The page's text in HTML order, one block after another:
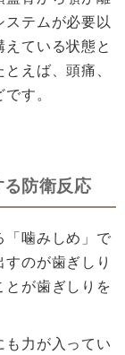
テムが必要以
ている状態と
えば、頭痛、
す。
防衛反応
噛みしめ」で
のが歯ぎしり
が歯ぎしりを
力が入ってい